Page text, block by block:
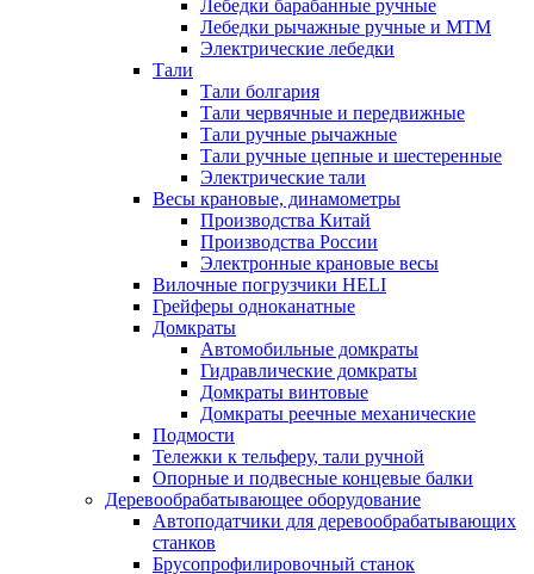
Лебедки барабанные ручные
Лебедки рычажные ручные и МТМ
Электрические лебедки
Тали
Тали болгария
Тали червячные и передвижные
Тали ручные рычажные
Тали ручные цепные и шестеренные
Электрические тали
Весы крановые, динамометры
Производства Китай
Производства России
Электронные крановые весы
Вилочные погрузчики HELI
Грейферы одноканатные
Домкраты
Автомобильные домкраты
Гидравлические домкраты
Домкраты винтовые
Домкраты реечные механические
Подмости
Тележки к тельферу, тали ручной
Опорные и подвесные концевые балки
Деревообрабатывающее оборудование
Автоподатчики для деревообрабатывающих
станков
Брусопрофилировочный станок